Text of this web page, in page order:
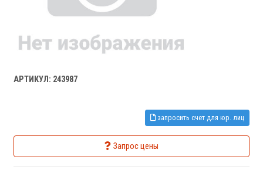
АРТИКУЛ: 243987
запросить счет для юр. лиц
Запрос цены